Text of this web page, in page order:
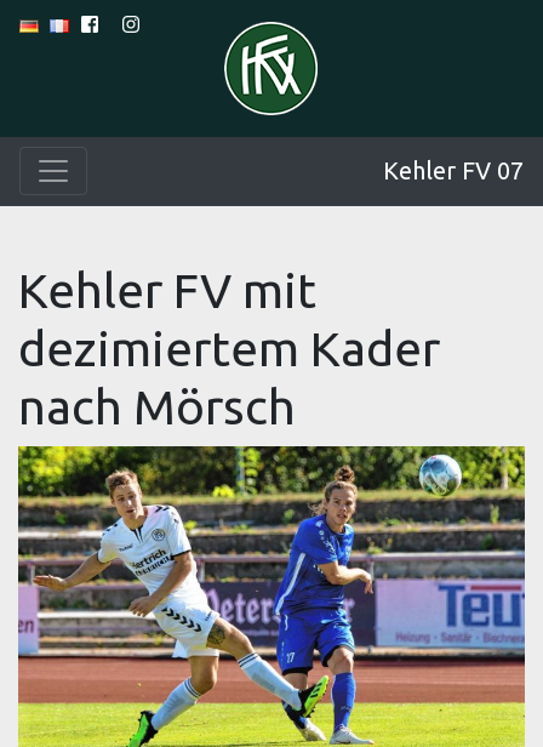
Kehler FV 07
Kehler FV mit
dezimiertem Kader
nach Mörsch